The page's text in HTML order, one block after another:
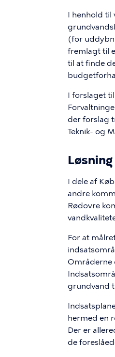
I henhold til
(for
fremlagt til
til at finde
I forslaget
der forslag
Teknik- og
Løsning
I dele af
andre
Rødovre
For at
Områderne
grundvand
hermed en
Der er
de